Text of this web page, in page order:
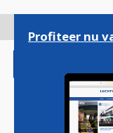
gaan
Profiteer nu